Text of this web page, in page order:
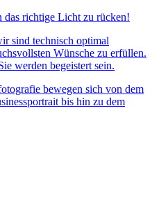
richtige Licht zu rücken!
sind technisch optimal
Wünsche zu erfüllen.
werden begeistert sein.
bewegen sich von dem
bis hin zu dem